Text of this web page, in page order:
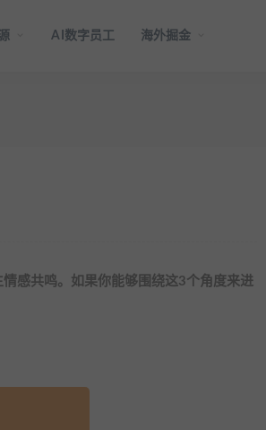
AI数字员工 海外掘金
感共鸣。如果你能够围绕这3个角度来进